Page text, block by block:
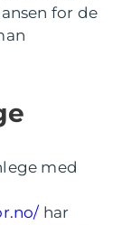
for de
med
har